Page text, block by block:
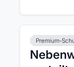
Premium-